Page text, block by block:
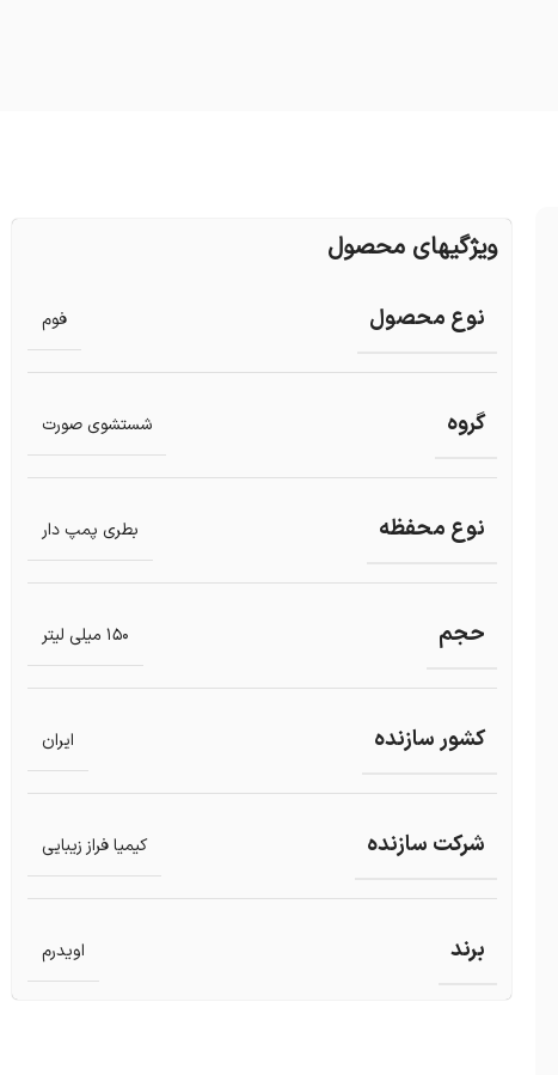
ویژگیهای محصول
نوع محصول فوم
گروه شستشوی صورت
نوع محفظه بطری پمپ دار
حجم 150 میلی لیتر
کشور سازنده ایران
شرکت سازنده کیمیا فراز زیبایی
برند اویدرم